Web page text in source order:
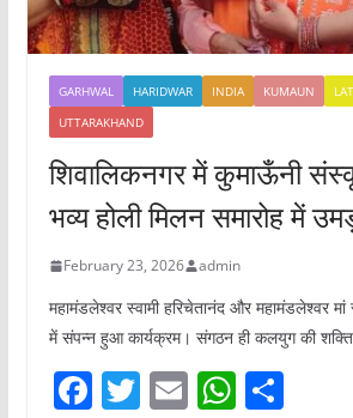
GARHWAL HARIDWAR INDIA KUMAUN
UTTARAKHAND
शिवालिकनगर में कुमाऊँनी
भव्य होली मिलन समारोह में
February 23, 2026 admin
महामंडलेश्वर स्वामी हरिचेतानंद और महामंडलेश्वर मां
में संपन्न हुआ कार्यक्रम। संगठन ही कलयुग की
F T E W S